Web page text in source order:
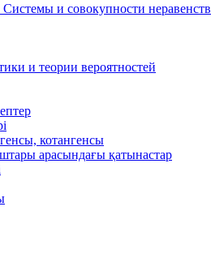
и совокупности неравенств
и теории вероятностей
котангенсы
арасындағы қатынастар